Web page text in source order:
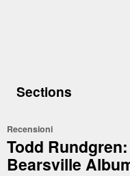
Sections
Recensioni
Todd
Bearsville